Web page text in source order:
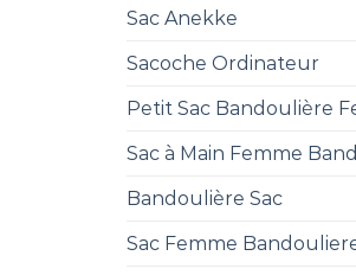
Sac Anekke
Sacoche Ordinateur
Petit Sac Bandoulière
Sac à Main Femme
Bandoulière Sac
Sac Femme